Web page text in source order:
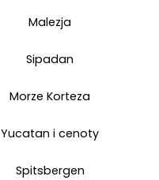
Malezja
Sipadan
Morze Korteza
Yucatan i cenoty
Spitsbergen